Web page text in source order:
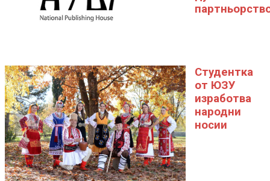
Студентка
от ЮЗУ
изработва
народни
носии